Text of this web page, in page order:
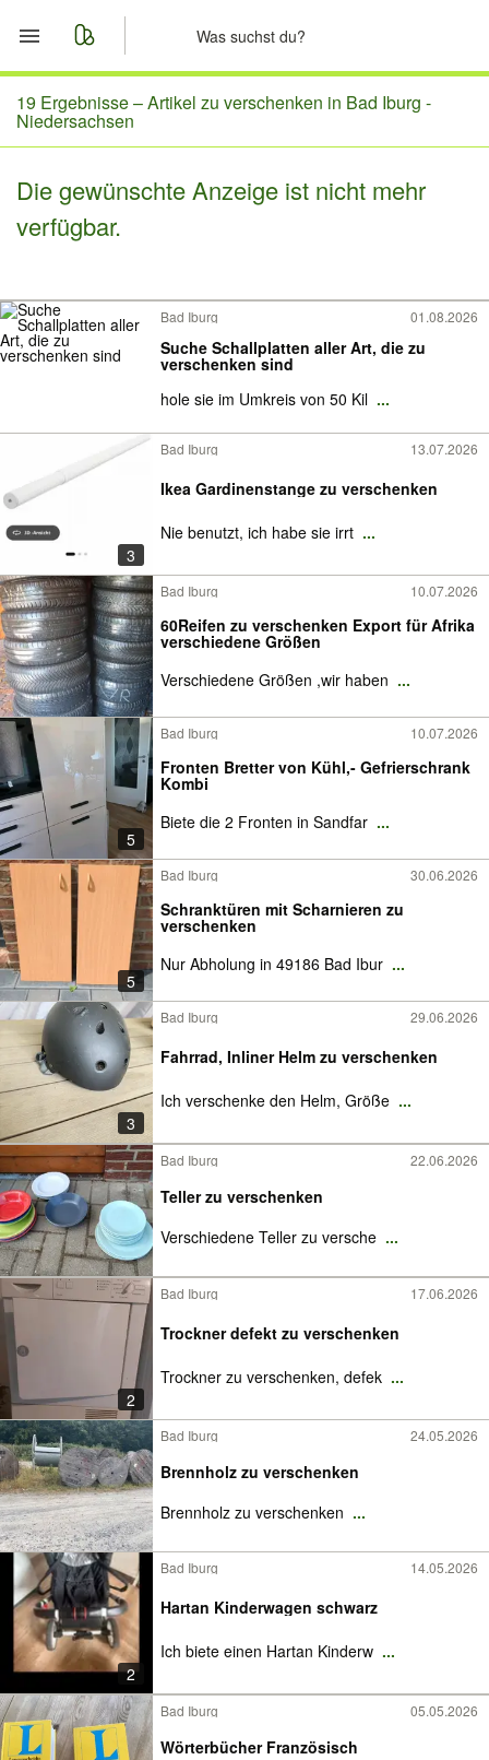
Start
Merkliste
Nachrichten
19 Ergebnisse –Artikel zu verschenken in Bad Iburg -
Niedersachsen
Die gewünschte Anzeige ist nicht mehr
verfügbar.
Bad Iburg 01.08.2026
Suche Schallplatten aller Art, die zu
verschenken sind
hole sie im Umkreis von 50 Kil ...
3
Bad Iburg 13.07.2026
Ikea Gardinenstange zu verschenken
Nie benutzt, ich habe sie irrt ...
Bad Iburg 10.07.2026
60Reifen zu verschenken Export für Afrika
verschiedene Größen
Verschiedene Größen ,wir haben ...
5
Bad Iburg 10.07.2026
Fronten Bretter von Kühl,- Gefrierschrank
Kombi
Biete die 2 Fronten in Sandfar ...
5
Bad Iburg 30.06.2026
Schranktüren mit Scharnieren zu
verschenken
Nur Abholung in 49186 Bad Ibur ...
3
Bad Iburg 29.06.2026
Fahrrad, Inliner Helm zu verschenken
Ich verschenke den Helm, Größe ...
Bad Iburg 22.06.2026
Teller zu verschenken
Verschiedene Teller zu versche ...
2
Bad Iburg 17.06.2026
Trockner defekt zu verschenken
Trockner zu verschenken, defek ...
Bad Iburg 24.05.2026
Brennholz zu verschenken
Brennholz zu verschenken ...
2
Bad Iburg 14.05.2026
Hartan Kinderwagen schwarz
Ich biete einen Hartan Kinderw ...
Bad Iburg 05.05.2026
Wörterbücher Französisch